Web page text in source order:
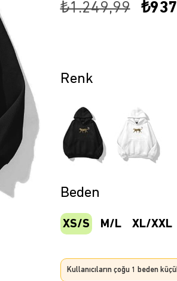
₺1.249,99
Beden
XS/S M/L XL/XXL
Kullanıcıların çoğu 1 beden